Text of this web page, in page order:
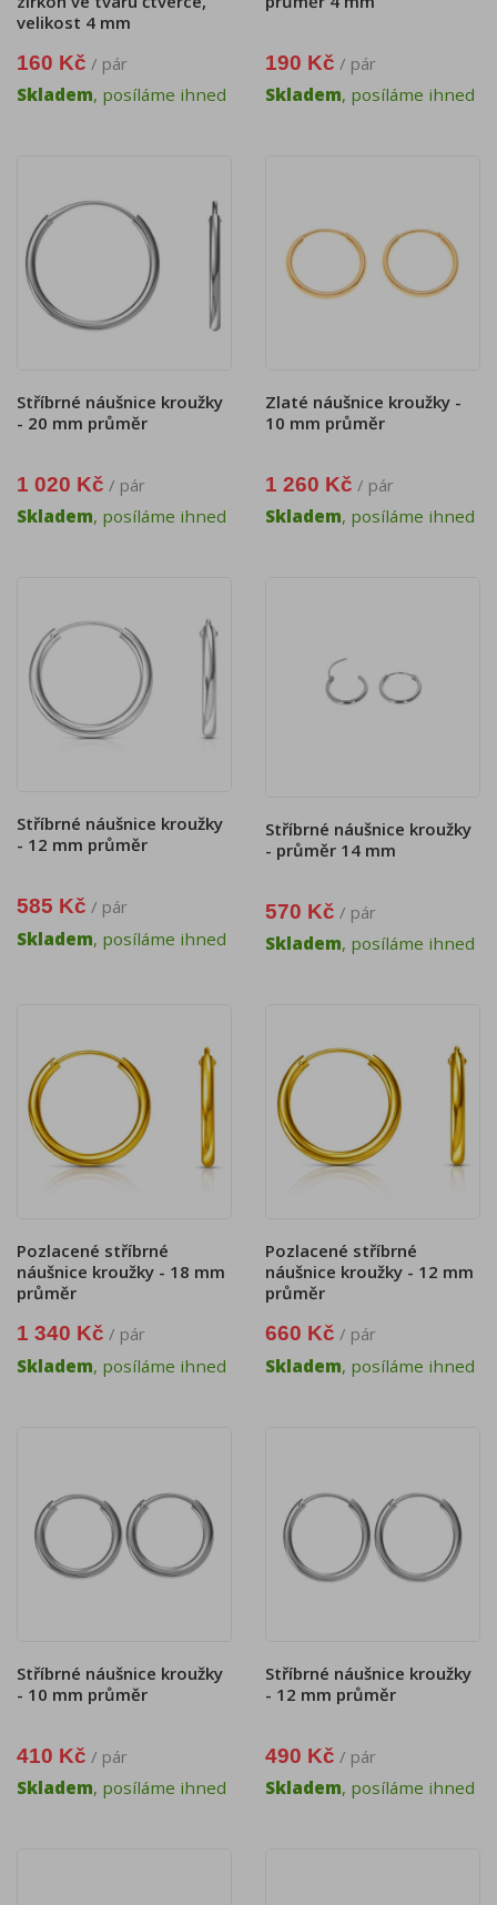
velikost 4 mm
160 Kč / pár
Skladem, posíláme ihned
190 Kč / pár
Skladem, posíláme ihned
Stříbrné náušnice kroužky
- 20 mm průměr
1 020 Kč / pár
Skladem, posíláme ihned
Zlaté náušnice kroužky -
10 mm průměr
1 260 Kč / pár
Skladem, posíláme ihned
Stříbrné náušnice kroužky
- 12 mm průměr
585 Kč / pár
Skladem, posíláme ihned
Stříbrné náušnice kroužky
- průměr 14 mm
570 Kč / pár
Skladem, posíláme ihned
Pozlacené stříbrné
náušnice kroužky - 18 mm
průměr
1 340 Kč / pár
Skladem, posíláme ihned
Pozlacené stříbrné
náušnice kroužky - 12 mm
průměr
660 Kč / pár
Skladem, posíláme ihned
Stříbrné náušnice kroužky
- 10 mm průměr
410 Kč / pár
Skladem, posíláme ihned
Stříbrné náušnice kroužky
- 12 mm průměr
490 Kč / pár
Skladem, posíláme ihned